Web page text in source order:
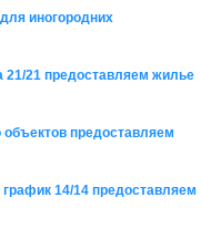
иногородних
21/21 предоставляем жилье
предоставляем
14/14 предоставляем